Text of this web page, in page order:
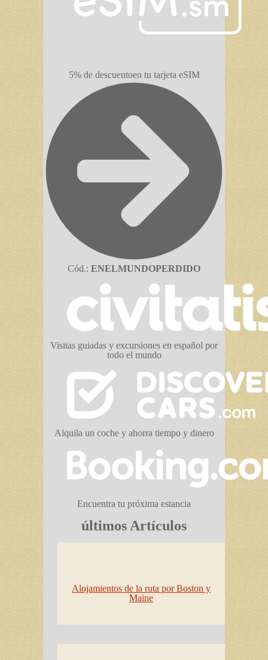
5% de descuentoen tu tarjeta eSIM
Cód.: ENELMUNDOPERDIDO
Visitas guiadas y excursiones en español por
todo el mundo
Alquila un coche y ahorra tiempo y dinero
Encuentra tu próxima estancia
últimos Artículos
Alojamientos de la ruta por Boston y
Maine